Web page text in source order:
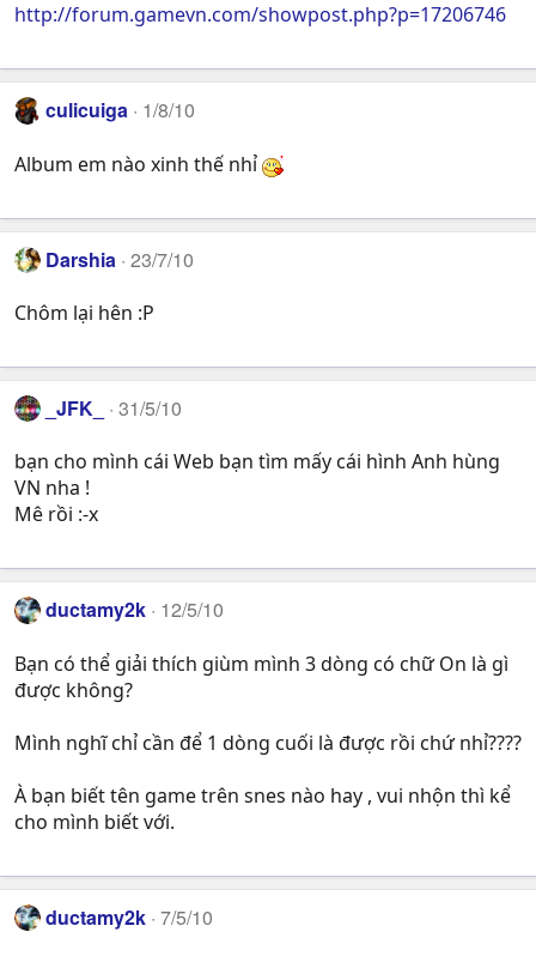
http://forum.gamevn.com/showpost.php?p=17206746
culicuiga 1/8/10
Album em nào xinh thế nhỉ
Darshia 23/7/10
Chôm lại hên :P
_JFK_ 31/5/10
bạn cho mình cái Web bạn tìm mấy cái hình Anh hùng
VN nha !
Mê rồi :-x
ductamy2k 12/5/10
Bạn có thể giải thích giùm mình 3 dòng có chữ On là gì
được không?
Mình nghĩ chỉ cần để 1 dòng cuối là được rồi chứ nhỉ????
À bạn biết tên game trên snes nào hay , vui nhộn thì kể
cho mình biết với.
ductamy2k 7/5/10